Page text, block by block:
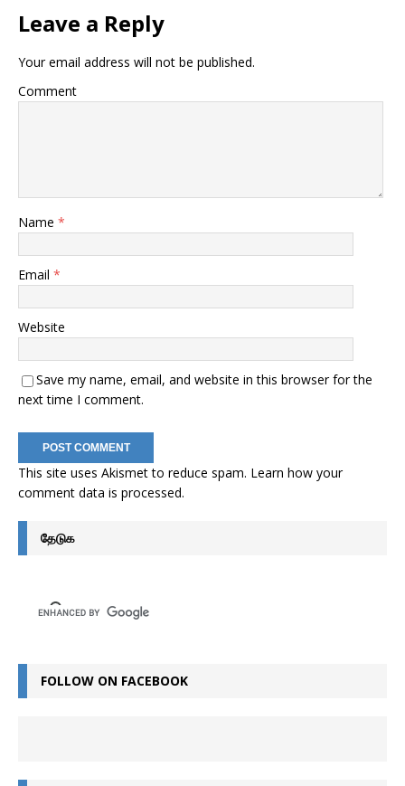
Leave a Reply
Your email address will not be published.
Comment
Name *
Email *
Website
Save my name, email, and website in this browser for the
next time I comment.
This site uses Akismet to reduce spam. Learn how your
comment data is processed.
தேடுக
FOLLOW ON FACEBOOK